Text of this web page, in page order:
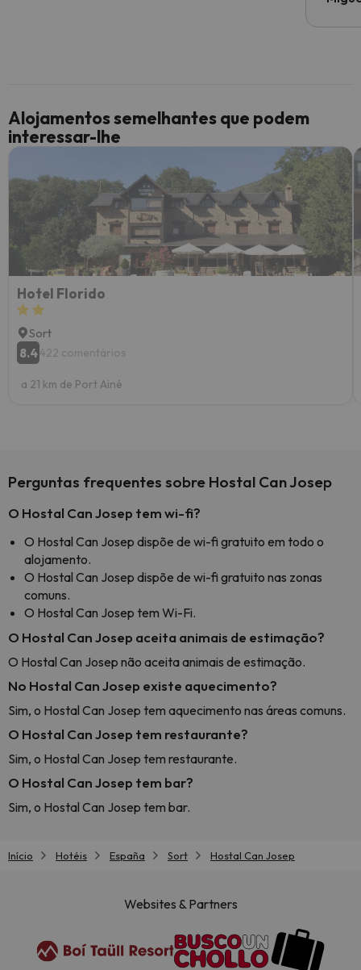
Alojamentos semelhantes que podem
interessar-lhe
Hotel Florido
Sort
8.4422 comentários
a 21 km de Port Ainé
Perguntas frequentes sobre Hostal Can Josep
O Hostal Can Josep tem wi-fi?
O Hostal Can Josep dispõe de wi-fi gratuito em todo o
alojamento.
O Hostal Can Josep dispõe de wi-fi gratuito nas zonas
comuns.
O Hostal Can Josep tem Wi-Fi.
O Hostal Can Josep aceita animais de estimação?
O Hostal Can Josep não aceita animais de estimação.
No Hostal Can Josep existe aquecimento?
Sim, o Hostal Can Josep tem aquecimento nas áreas comuns.
O Hostal Can Josep tem restaurante?
Sim, o Hostal Can Josep tem restaurante.
O Hostal Can Josep tem bar?
Sim, o Hostal Can Josep tem bar.
Início Hotéis España Sort Hostal Can Josep
Websites & Partners